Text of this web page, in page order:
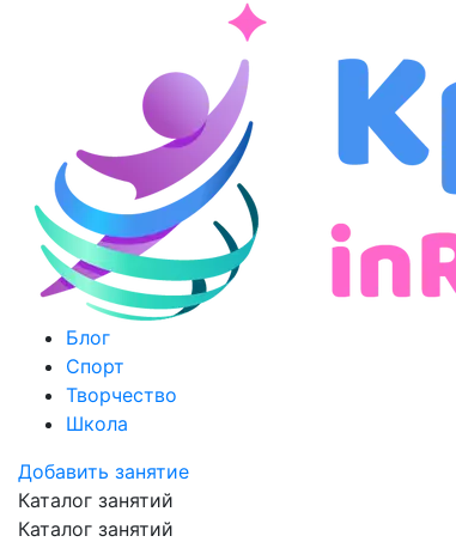
Блог
Спорт
Творчество
Школа
Добавить занятие
Каталог занятий
Каталог занятий